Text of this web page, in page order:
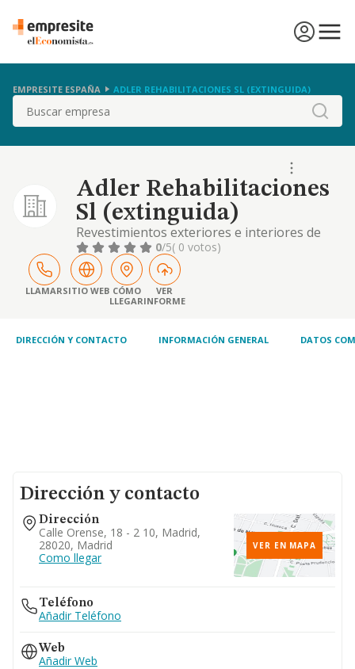
EMPRESITE ESPAÑA ADLER REHABILITACIONES SL (EXTINGUIDA)
Buscar
Adler Rehabilitaciones
Sl (extinguida)
Revestimientos exteriores e interiores de
toda clase de obras y edificios.
0/5( 0 votos)
LLAMARSITIO WEB CÓMO
LLEGAR
VER
INFORME
DIRECCIÓN Y CONTACTO INFORMACIÓN GENERAL DATOS
Dirección y contacto
Dirección
Calle Orense, 18 - 2 10, Madrid,
28020, Madrid
Como llegar
VER EN MAPA
Teléfono
Añadir Teléfono
Web
Añadir Web